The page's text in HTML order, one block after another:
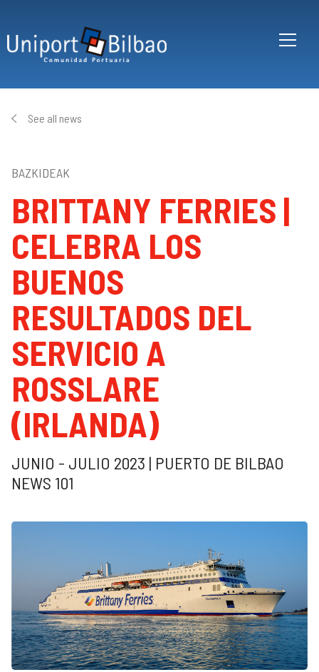
See all news
BAZKIDEAK
BRITTANY FERRIES |
CELEBRA LOS
BUENOS
RESULTADOS DEL
SERVICIO A
ROSSLARE
(IRLANDA)
JUNIO - JULIO 2023 | PUERTO DE BILBAO
NEWS 101